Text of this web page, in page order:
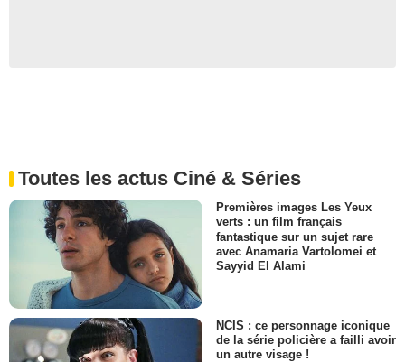
Toutes les actus Ciné & Séries
Premières images Les Yeux
verts : un film français
fantastique sur un sujet rare
avec Anamaria Vartolomei et
Sayyid El Alami
NCIS : ce personnage iconique
de la série policière a failli avoir
un autre visage !